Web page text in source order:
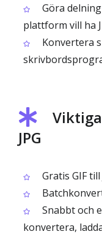
Göra
plattform vill ha
Konvertera
JPG
Gratis GIF
Snabbt och
konvertera,